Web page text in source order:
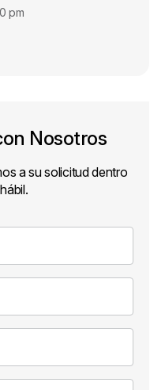
pm
Nosotros
a su solicitud dentro